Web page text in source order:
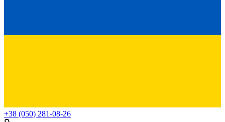
+38 (050) 281-08-26